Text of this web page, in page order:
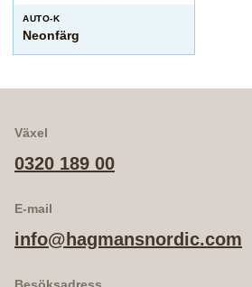
AUTO-K
Neonfärg
Växel
0320 189 00
E-mail
info@hagmansnordic.com